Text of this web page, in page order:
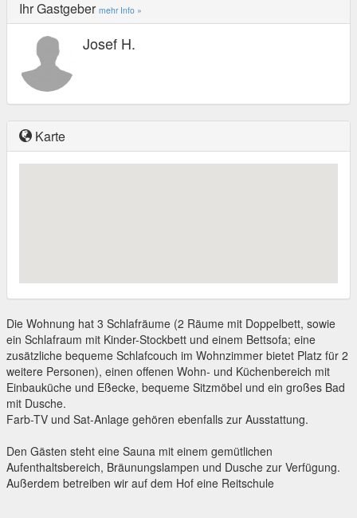
Ihr Gastgeber mehr Info »
Josef H.
Karte
Die Wohnung hat 3 Schlafräume (2 Räume mit Doppelbett, sowie
ein Schlafraum mit Kinder-Stockbett und einem Bettsofa; eine
zusätzliche bequeme Schlafcouch im Wohnzimmer bietet Platz für 2
weitere Personen), einen offenen Wohn- und Küchenbereich mit
Einbauküche und Eßecke, bequeme Sitzmöbel und ein großes Bad
mit Dusche.
Farb-TV und Sat-Anlage gehören ebenfalls zur Ausstattung.
Den Gästen steht eine Sauna mit einem gemütlichen
Aufenthaltsbereich, Bräunungslampen und Dusche zur Verfügung.
Außerdem betreiben wir auf dem Hof eine Reitschule